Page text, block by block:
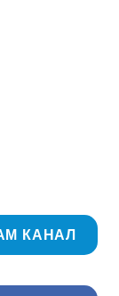
КАНАЛ